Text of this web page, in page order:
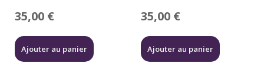
35,00 €
Ajouter au panier
35,00 €
Ajouter au panier